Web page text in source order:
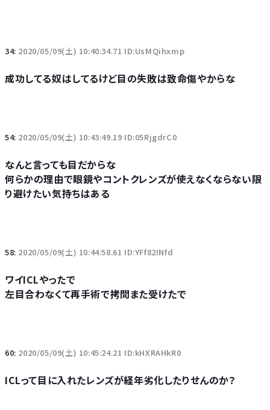
34: 2020/05/09(土) 10:40:34.71 ID:UsMQihxmp
成功してる奴はしてるけど目の失敗は致命傷やからな
54: 2020/05/09(土) 10:43:49.19 ID:05RjgdrC0
なんと言っても目だからな
何らかの理由で眼鏡やコントクレンズが使えなくならない限
り避けたい気持ちはある
58: 2020/05/09(土) 10:44:58.61 ID:YFf82INfd
ワイICLやったで
左目合わなくて再手術で拷問また受けたで
60: 2020/05/09(土) 10:45:24.21 ID:kHXRAHkR0
ICLって目に入れたレンズが経年劣化したりせんのか？